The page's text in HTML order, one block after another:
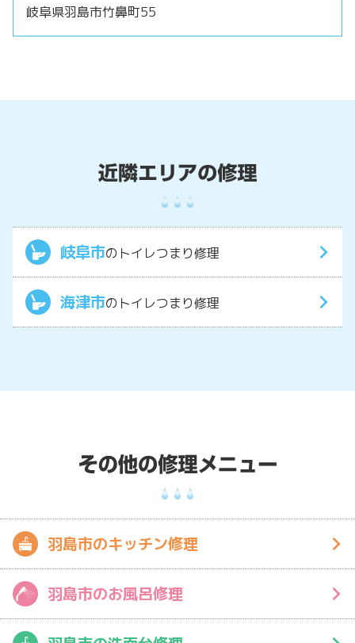
岐阜県羽島市竹鼻町55
岐阜市のトイレつまり修理
海津市のトイレつまり修理
羽島市のキッチン修理
羽島市のお風呂修理